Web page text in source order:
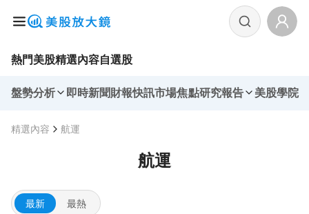
熱門美股精選內容自選股
盤勢分析 即時新聞財報快訊市場焦點研究報告 美股學院
精選內容 航運
航運
最新 最熱